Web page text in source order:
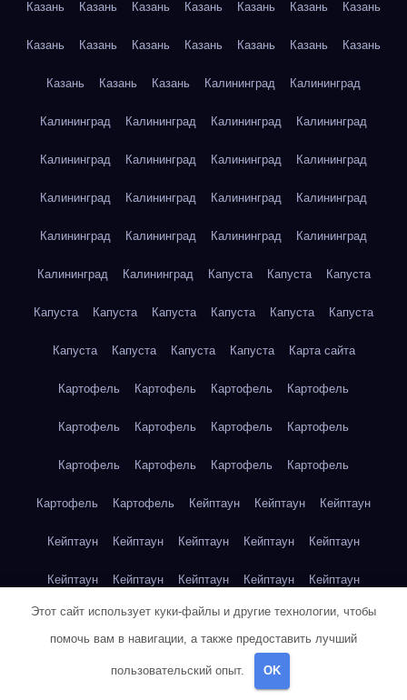
Казань Казань Казань Казань Казань Казань Казань
Казань Казань Казань Казань Казань Казань Казань
Казань Казань Казань Калининград Калининград
Калининград Калининград Калининград Калининград
Калининград Калининград Калининград Калининград
Калининград Калининград Калининград Калининград
Калининград Калининград Калининград Калининград
Калининград Калининград Капуста Капуста Капуста
Капуста Капуста Капуста Капуста Капуста Капуста
Капуста Капуста Капуста Капуста Карта сайта
Картофель Картофель Картофель Картофель
Картофель Картофель Картофель Картофель
Картофель Картофель Картофель Картофель
Картофель Картофель Кейптаун Кейптаун Кейптаун
Кейптаун Кейптаун Кейптаун Кейптаун Кейптаун
Кейптаун Кейптаун Кейптаун Кейптаун Кейптаун
Кейптаун Кейптаун Кейптаун Кейптаун Кейптаун
Клубника
Красноярск
Этот сайт использует куки-файлы и другие технологии, чтобы
помочь вам в навигации, а также предоставить лучший
пользовательский опыт. OK